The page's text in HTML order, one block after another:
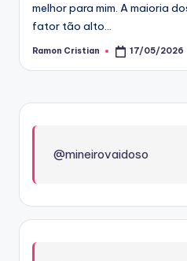
melhor para mim. A maioria
fator tão alto…
Posted
Ramon Cristian 17/05/2026
@mineirovaidoso